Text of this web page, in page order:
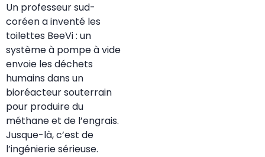
Un professeur sud-
coréen a inventé les
toilettes BeeVi : un
système à pompe à vide
envoie les déchets
humains dans un
bioréacteur souterrain
pour produire du
méthane et de l’engrais.
Jusque-là, c’est de
l’ingénierie sérieuse.